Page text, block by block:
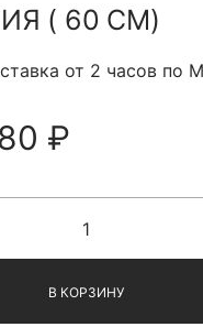
( 60 СМ)
от 2 часов по
₽
В КОРЗИНУ